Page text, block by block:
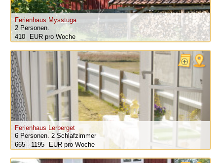
Ferienhaus Mysstuga
2 Personen.
410
pro Woche
Ferienhaus Lerberget
6 Personen. 2 Schlafzimmer
665 - 1195
pro Woche